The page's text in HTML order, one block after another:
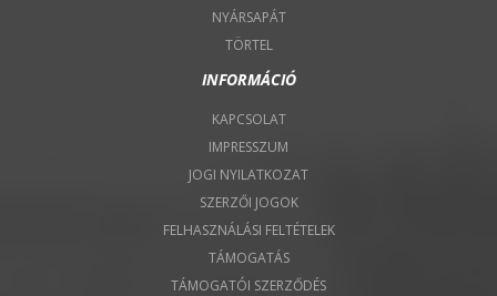
NYÁRSAPÁT
TÖRTEL
INFORMÁCIÓ
KAPCSOLAT
IMPRESSZUM
JOGI NYILATKOZAT
SZERZŐI JOGOK
FELHASZNÁLÁSI FELTÉTELEK
TÁMOGATÁS
TÁMOGATÓI SZERZŐDÉS